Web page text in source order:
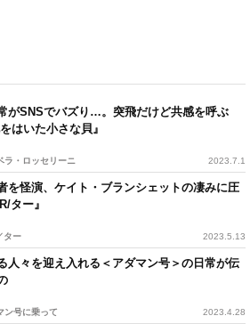
がSNSでバズり…。突飛だけど共感を呼ぶ
はいた小さな貝』
ラ・ロッセリーニ 2023.7.1
を怪演、ケイト・ブランシェットの凄みに圧
ター』
ター 2023.5.13
人々を迎え入れる＜アダマン号＞の日常が伝
ン号に乗って 2023.4.28